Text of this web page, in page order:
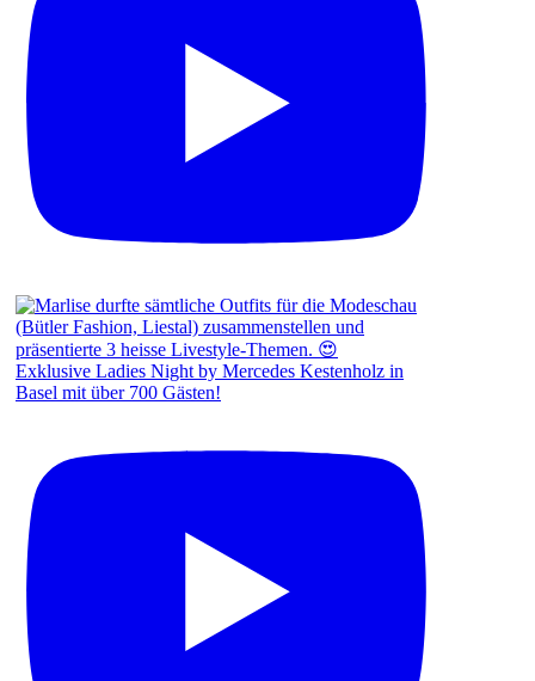
Exklusive Ladies Night by Mercedes Kestenholz in
Basel mit über 700 Gästen!